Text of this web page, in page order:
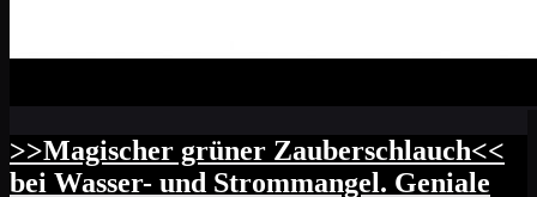
>>Magischer grüner Zauberschlauch<<
bei Wasser- und Strommangel. Geniale